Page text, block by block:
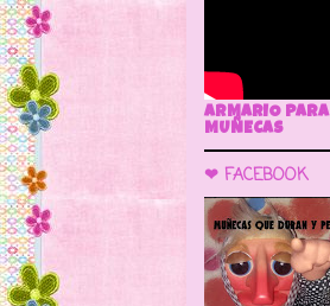
ARMARIO PARA
MUÑECAS
❤ FACEBOOK